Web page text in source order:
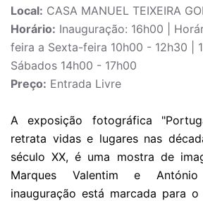
Local: CASA MANUEL TEIXEIRA
Horário: Inauguração: 16h00 |
feira a Sexta-feira 10h00 - 12h30 |
Sábados 14h00 - 17h00
Preço: Entrada Livre
A exposição fotográfica
retrata vidas e lugares nas
século XX, é uma mostra de
Marques Valentim e
inauguração está marcada para